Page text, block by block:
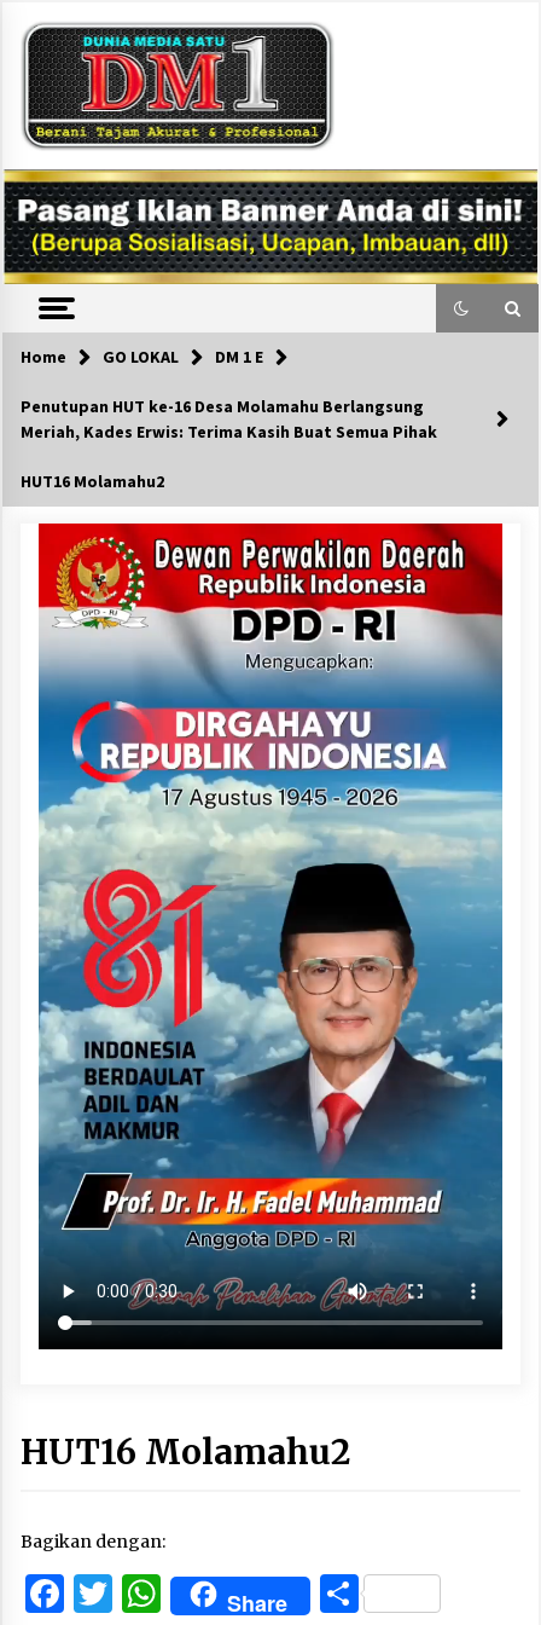
content
DM1
Home GO LOKAL DM 1 E
Penutupan HUT ke-16 Desa Molamahu Berlangsung
Meriah, Kades Erwis: Terima Kasih Buat Semua Pihak
HUT16 Molamahu2
HUT16 Molamahu2
Bagikan dengan:
Facebook
Twitter
WhatsApp
Share Share